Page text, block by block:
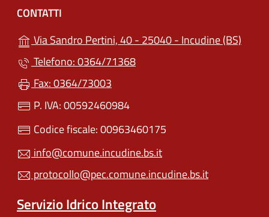
CONTATTI
Via Sandro Pertini, 40 - 25040 - Incudine (BS)
Telefono: 0364/71368
Fax: 0364/73003
P. IVA: 00592460984
Codice fiscale: 00963460175
info@comune.incudine.bs.it
protocollo@pec.comune.incudine.bs.it
Servizio Idrico Integrato